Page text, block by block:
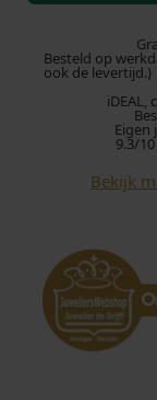
Besteld op
ook de levertijd.)
iDEAL,
Eigen
9.3/
Bekijk